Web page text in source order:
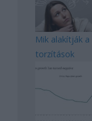
Mik alakítják
torzítások